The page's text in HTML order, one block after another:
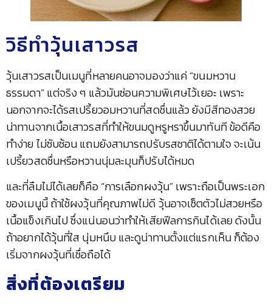
วิธีทำวุ้นเสาวรส
วุ้นเสาวรสเป็นเมนูที่หลายคนอาจมองว่าแค่ “ขนมหวาน
ธรรมดา” แต่จริง ๆ แล้วมันซ่อนความพิเศษไว้เยอะ เพราะ
นอกจากจะได้รสเปรี้ยวอมหวานที่สดชื่นแล้ว ยังมีสีทองสวย
น่าทานจากเนื้อเสาวรสที่ทำให้ขนมดูหรูหราขึ้นมาทันที ข้อดีคือ
ทำง่าย ไม่ซับซ้อน แถมยังสามารถปรับรสชาติได้ตามใจ จะเน้น
เปรี้ยวสดชื่นหรือหวานนุ่มละมุนก็ปรับได้หมด
และที่ลืมไม่ได้เลยก็คือ “การเลือกผงวุ้น” เพราะถือเป็นพระเอก
ของเมนูนี้ ถ้าใช้ผงวุ้นที่คุณภาพไม่ดี วุ้นอาจเซ็ตตัวไม่สวยหรือ
เนื้อแข็งเกินไป ซึ่งแน่นอนว่าทำให้เสียฟีลการกินได้เลย ดังนั้น
ถ้าอยากได้วุ้นที่ใส นุ่มหนึบ และดูน่าทานตั้งแต่แรกเห็น ก็ต้อง
เริ่มจากผงวุ้นที่เชื่อถือได้
สิ่งที่ต้องเตรียม